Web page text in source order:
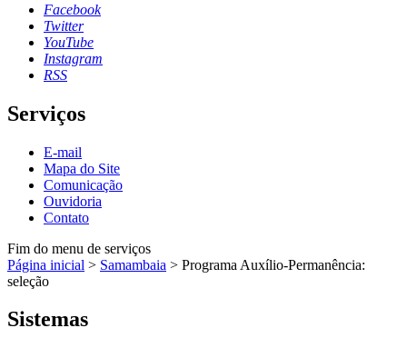
Facebook
Twitter
YouTube
Instagram
RSS
Serviços
E-mail
Mapa do Site
Comunicação
Ouvidoria
Contato
Fim do menu de serviços
Página inicial > Samambaia > Programa Auxílio-Permanência:
seleção
Sistemas